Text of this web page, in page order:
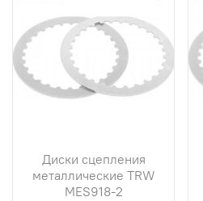
Диски сцепления
металлические TRW
MES918-2